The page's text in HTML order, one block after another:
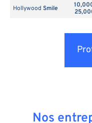
Hollywood Smile
Nos